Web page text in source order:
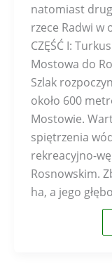
natomiast
rzece Radwi w
CZĘŚĆ I:
Mostowa do
Szlak
około 600
Mostowie.
spiętrzenia
rekreacyjno-
Rosnowskim.
ha, a jego